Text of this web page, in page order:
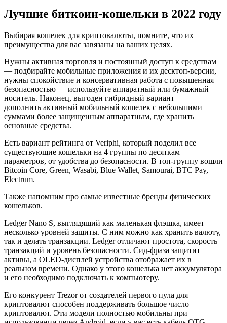
Лучшие биткоин-кошельки в 2022 году
Выбирая кошелек для криптовалюты, помните, что их
преимущества для вас завязаны на ваших целях.
Нужны активная торговля и постоянный доступ к средствам
— подбирайте мобильные приложения и их десктоп-версии,
нужны спокойствие и консервативная работа с повышенная
безопасностью — используйте аппаратный или бумажный
носитель. Наконец, выгоден гибридный вариант —
дополнить активный мобильный кошелек с небольшими
суммами более защищенным аппаратным, где хранить
основные средства.
Есть вариант рейтинга от Veriphi, который поделил все
существующие кошельки на 4 группы по десяткам
параметров, от удобства до безопасности. В топ-группу вошли
Bitcoin Core, Green, Wasabi, Blue Wallet, Samourai, BTC Pay,
Electrum.
Также напомним про самые известные бренды физических
кошельков.
Ledger Nano S, выглядящий как маленькая флэшка, имеет
несколько уровней защиты. С ним можно как хранить валюту,
так и делать транзакции. Ledger отличают простота, скорость
транзакций и уровень безопасности. Сид-фраза защитит
активы, а OLED-дисплей устройства отображает их в
реальном времени. Однако у этого кошелька нет аккумулятора
и его необходимо подключать к компьютеру.
Его конкурент Trezor от создателей первого пула для
криптовалют способен поддерживать большое число
криптовалют. Эти модели полностью мобильны при